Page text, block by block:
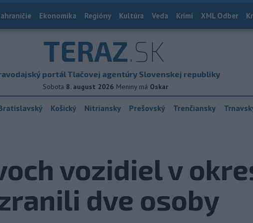
Ekonomika Regióny Kultúra Veda Krimi XML Odber
TERAZ.SK
portál Tlačovej agentúry Slovenskej republiky
Sobota 8. august 2026 Meniny má Oskar
Košický Nitriansky Prešovský Trenčiansky
vozidiel v
dve osoby